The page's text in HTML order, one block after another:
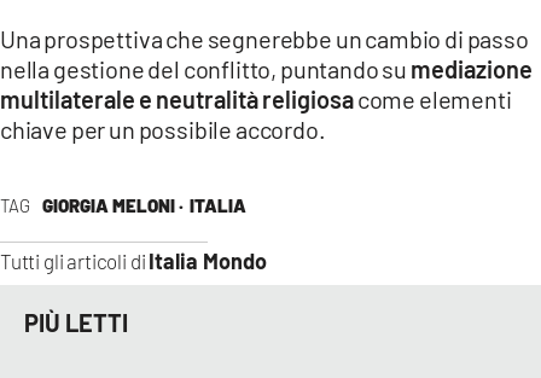
TAG GIORGIA MELONI · ITALIA
Tutti gli articoli di Italia Mondo
Una prospettiva che segnerebbe un cambio di passo
nella gestione del conflitto, puntando su mediazione
multilaterale e neutralità religiosacome elementi
chiave per un possibile accordo.
PIÙ LETTI